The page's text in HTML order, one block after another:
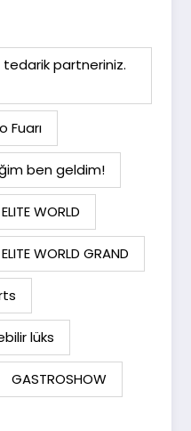
tedarik partneriniz.
Fuarı
ben geldim!
ELITE WORLD
ELITE WORLD GRAND
lüks
GASTROSHOW